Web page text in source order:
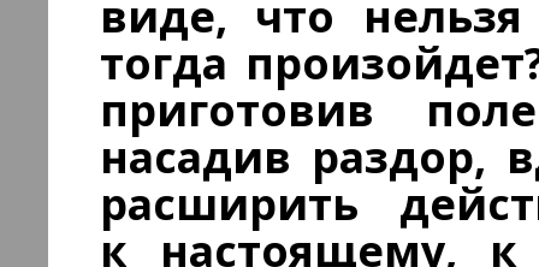
виде, что
тогда
приготовив
насадив раздор,
расширить
к настоящему, к